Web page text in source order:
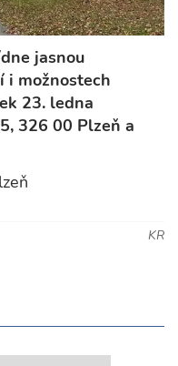
jasnou
i možnostech
23. ledna
326 00 Plzeň a
KR